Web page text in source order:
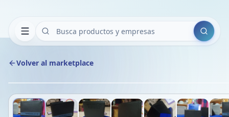
Buscar
Volver al marketplace
1/7